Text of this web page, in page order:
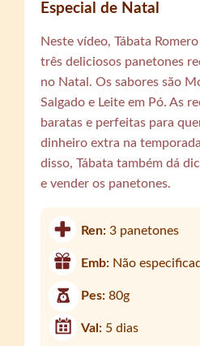
Especial de Natal
Neste vídeo, Tábata
três deliciosos panetones
no Natal. Os sabores são
Salgado e Leite em Pó. As
baratas e perfeitas para
dinheiro extra na
disso, Tábata também dá
e vender os panetones.
Ren:3 panetones
Emb: Não
Pes:80g
Val: 5 dias